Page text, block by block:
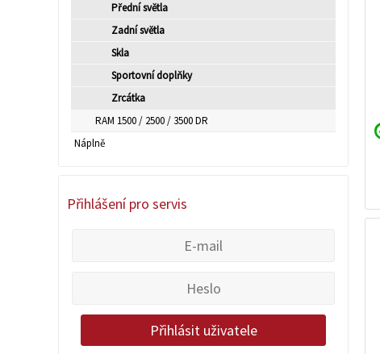
Přední světla
Zadní světla
Skla
Sportovní doplňky
Zrcátka
RAM 1500 / 2500 / 3500 DR
Náplně
Přihlášení pro servis